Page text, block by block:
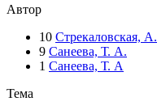
Автор
10 Стрекаловская,
9 Санеева, Т. А.
1 Санеева, Т. А
Тема